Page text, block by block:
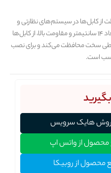
از کابل‌ها در سیستم‌های نظارتی و
تجهیزات شبکه است. این کمباکس با ابعاد 14 سانتیمتر و مقاومت بالا، از کابل‌ها
سخت محافظت می‌کند و برای نصب
است.
هایک سرویس
محصول از واتس اپ
محصول از روبیکا